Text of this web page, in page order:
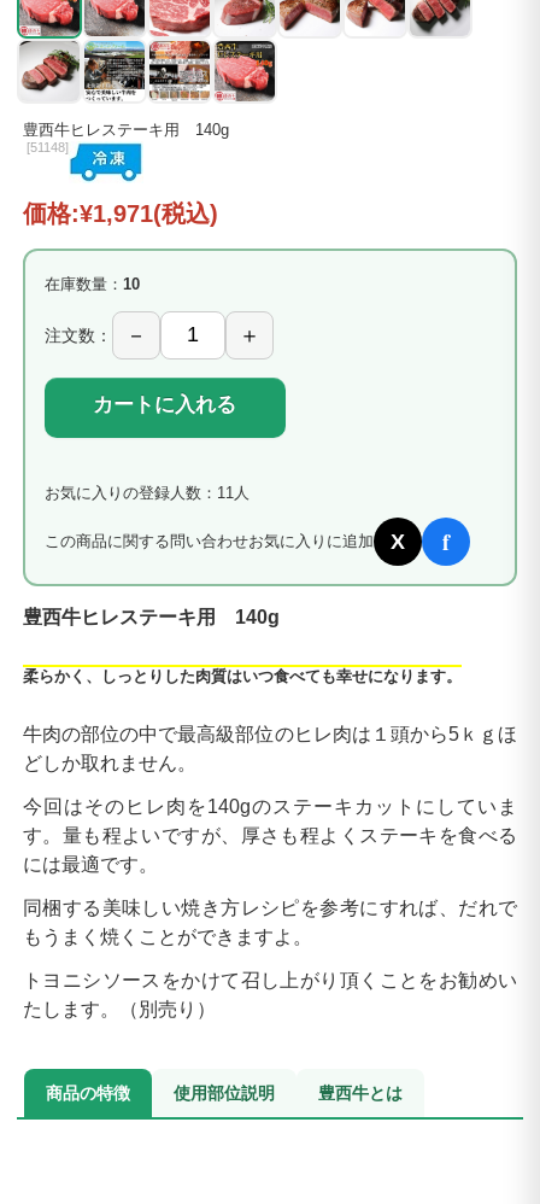
豊西牛ヒレステーキ用 140g
[51148]
価格:¥1,971(税込)
在庫数量： 10
注文数：
カートに入れる
お気に入りの登録人数：11人
この商品に関する問い合わせお気に入りに追加 X f
豊西牛ヒレステーキ用 140g
柔らかく、しっとりした肉質はいつ食べても幸せになります。
牛肉の部位の中で最高級部位のヒレ肉は１頭から5ｋｇほ
どしか取れません。
今回はそのヒレ肉を140gのステーキカットにしていま
す。量も程よいですが、厚さも程よくステーキを食べる
には最適です。
同梱する美味しい焼き方レシピを参考にすれば、だれで
もうまく焼くことができますよ。
トヨニシソースをかけて召し上がり頂くことをお勧めい
たします。（別売り）
商品の特徴 使用部位説明 豊西牛とは